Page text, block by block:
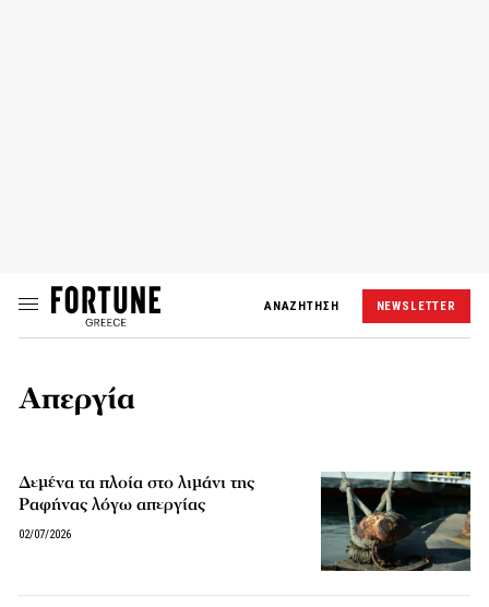
ΑΝΑΖΗΤΗΣΗ NEWSLETTER
Απεργία
Δεμένα τα πλοία στο λιμάνι της
Ραφήνας λόγω απεργίας
02/07/2026